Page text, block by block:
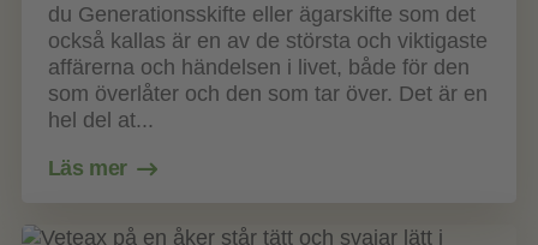
du Generationsskifte eller ägarskifte som det
också kallas är en av de största och viktigaste
affärerna och händelsen i livet, både för den
som överlåter och den som tar över. Det är en
hel del at...
Läs mer